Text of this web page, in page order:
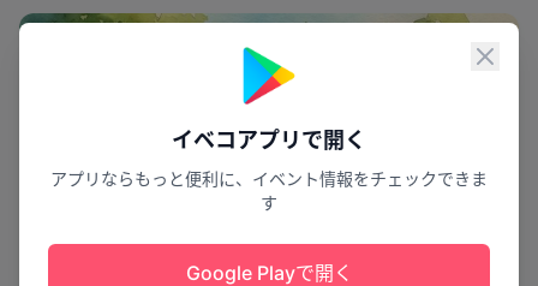
閉じ
イベコアプリで開く
アプリならもっと便利に、イベント情報をチェックできま
す
Google Playで開く